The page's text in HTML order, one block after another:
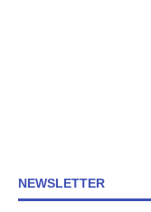
NEWSLETTER